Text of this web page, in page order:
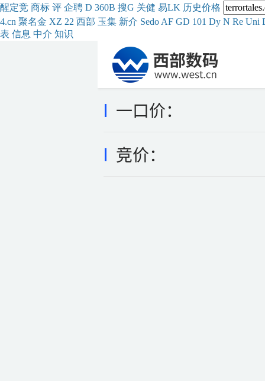
醒定竞 商标 评 企聘 D 360B 搜G 关健 易LK 历史价格
4.cn 聚名金 XZ 22 西部 玉集 新介 Sedo AF GD 101 Dy N Re Uni
表 信息 中介 知识